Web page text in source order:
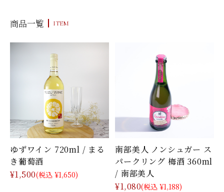
商品一覧 ITEM
ゆずワイン 720ml / まる
き葡萄酒
¥1,500(税込 ¥1,650)
南部美人 ノンシュガー ス
パークリング 梅酒 360ml
/ 南部美人
¥1,080(税込 ¥1,188)